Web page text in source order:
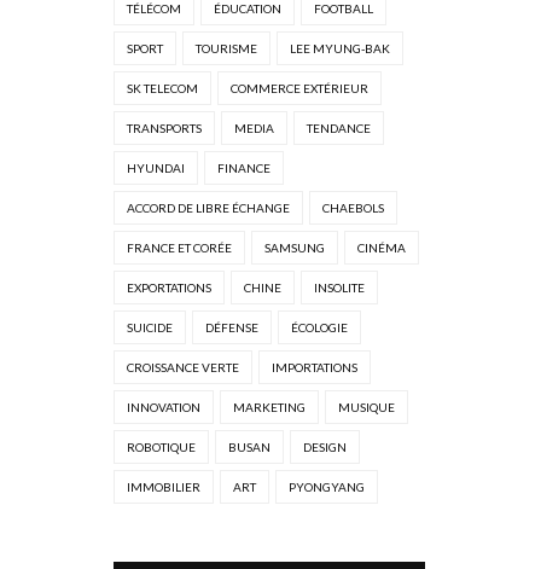
TÉLÉCOM ÉDUCATION FOOTBALL
SPORT TOURISME LEE MYUNG-BAK
SK TELECOM COMMERCE EXTÉRIEUR
TRANSPORTS MEDIA TENDANCE
HYUNDAI FINANCE
ACCORD DE LIBRE ÉCHANGE CHAEBOLS
FRANCE ET CORÉE SAMSUNG CINÉMA
EXPORTATIONS CHINE INSOLITE
SUICIDE DÉFENSE ÉCOLOGIE
CROISSANCE VERTE IMPORTATIONS
INNOVATION MARKETING MUSIQUE
ROBOTIQUE BUSAN DESIGN
IMMOBILIER ART PYONGYANG